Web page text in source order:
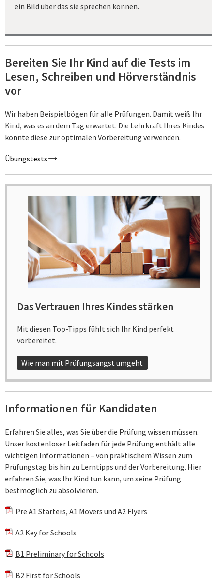
ein Bild über das sie sprechen können.
Bereiten Sie Ihr Kind auf die Tests im
Lesen, Schreiben und Hörverständnis
vor
Wir haben Beispielbögen für alle Prüfungen. Damit weiß Ihr
Kind, was es an dem Tag erwartet. Die Lehrkraft Ihres Kindes
könnte diese zur optimalen Vorbereitung verwenden.
Übungstests
Das Vertrauen Ihres Kindes stärken
Mit diesen Top-Tipps fühlt sich Ihr Kind perfekt
vorbereitet.
Wie man mit Prüfungsangst umgeht
Informationen für Kandidaten
Erfahren Sie alles, was Sie über die Prüfung wissen müssen.
Unser kostenloser Leitfaden für jede Prüfung enthält alle
wichtigen Informationen – von praktischem Wissen zum
Prüfungstag bis hin zu Lerntipps und der Vorbereitung. Hier
erfahren Sie, was Ihr Kind tun kann, um seine Prüfung
bestmöglich zu absolvieren.
Pre A1 Starters, A1 Movers und A2 Flyers
A2 Key for Schools
B1 Preliminary for Schools
B2 First for Schools